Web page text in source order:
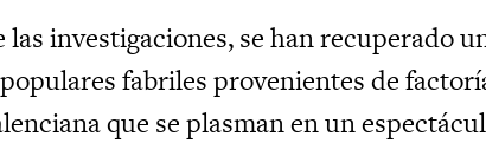
investigaciones, se han recuperado
fabriles provenientes de
que se plasman en un